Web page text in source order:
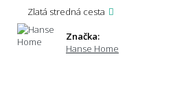
Zlatá stredná cesta
Značka:
Hanse Home